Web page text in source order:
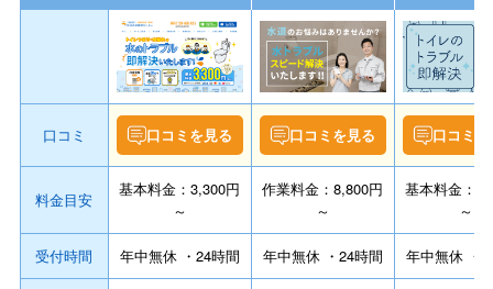
口コミ 口コミを見る 口コミを見る 口コミ
料金目安
基本料金：3,300円
～
作業料金：8,800円
～
基本料金：
～
受付時間 年中無休 ・24時間 年中無休 ・24時間 年中無休 ・